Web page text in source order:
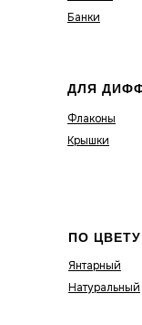
Банки
ДЛЯ
Флаконы
Крышки
ПО ЦВЕТУ
Янтарный
Натуральный